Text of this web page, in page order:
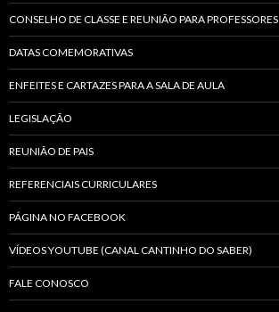
CONSELHO DE CLASSE E REUNIÃO PARA PROFESSORES
DATAS COMEMORATIVAS
ENFEITES E CARTAZES PARA A SALA DE AULA
LEGISLAÇÃO
REUNIÃO DE PAIS
REFERENCIAIS CURRICULARES
PÁGINA NO FACEBOOK
VÍDEOS YOUTUBE (CANAL CANTINHO DO SABER)
FALE CONOSCO